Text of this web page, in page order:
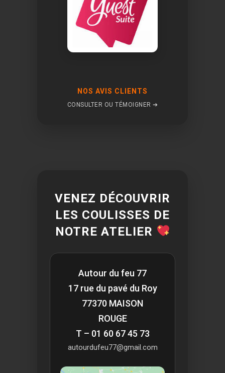
NOS AVIS CLIENTS
CONSULTER OU TÉMOIGNER ➔
VENEZ DÉCOUVRIR
LES COULISSES DE
NOTRE ATELIER
Autour du feu 77
17 rue du pavé du Roy
77370 MAISON
ROUGE
T – 01 60 67 45 73
autourdufeu77@gmail.com